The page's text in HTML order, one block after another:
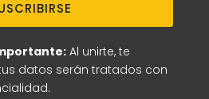
Al unirte, te
datos serán tratados con